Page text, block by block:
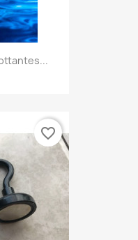
favorite_border